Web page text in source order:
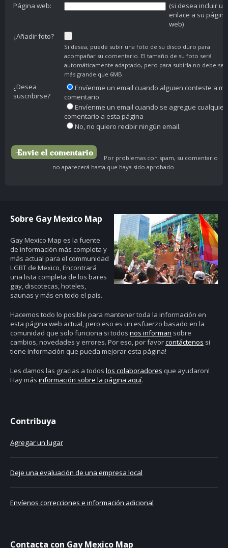
Página web:
(si desea incluir un
enlace a su página
web)
¿Añadir foto?
Si desea, puede subir una foto de su disco duro para
acompañar su comentario. El tamaño de su foto será
automáticamente adaptado, pero para subirla no debe ser
más grande que 6MB.
¿Desea
suscribirse?
Envíenme un email cuando alguien conteste a mi
comentario
Envíenme un email cuando se agregue cualquier
comentario a esta página
No, no quiero recibir ningún email.
Por problemas con spam, su comentario
no aparecerá hasta que haya sido aprobado.
Sobre Gay Mexico Map
Gay Mexico Map es la fuente
de información más completa y
más actual para el communidad
LGBT de Mexico, Encontrará
una lista completa de los bares
gay, discotecas, hoteles,
saunas y más en todo el país.
Hacemos todo lo posible para mantener toda la información en
esta página web actual, pero eso es un esfuerzo basado en la
comunidad que solo funciona si todos nos informan sobre
cambios, novedades y errores. Por eso, por favorcontáctenos si
tiene información que pueda mejorar esta página!
Les damos las gracias a todos los colaboradores que ayudaron!
Hay más información sobre la página aquí.
Contribuya
Agregar un lugar
Deje una evaluación de una empresa local
Envíenos correcciones e información adicional
Contacta con Gay Mexico Map